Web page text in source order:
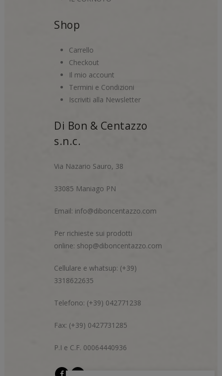
Shop
Carrello
Checkout
Il mio account
Termini e Condizioni
Iscriviti alla Newsletter
Di Bon & Centazzo
s.n.c.
Via Nazario Sauro, 38
33085 Maniago PN
Email: info@diboncentazzo.com
Per richieste sui prodotti
online: shop@diboncentazzo.com
Cellulare e whatsup: (+39)
3318622635
Telefono: (+39) 042771238
Fax: (+39) 0427731285
P.I e C.F. 00064440936